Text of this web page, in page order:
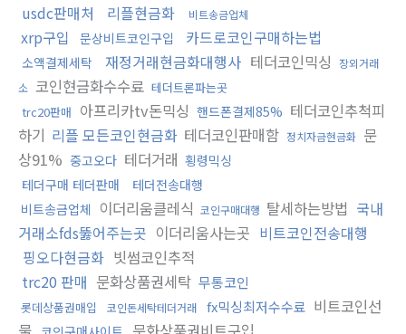
usdc판매처 리플현금화 비트송금업체
xrp구입 문상비트코인구입 카드로코인구매하는법
소액결제세탁 재정거래현금화대행사 테더코인믹싱
장외거래
소 코인현금화수수료 테더트론파는곳
trc20판매 아프리카tv돈믹싱 핸드폰결제85% 테더코인추척피
하기 리플 모든코인현금화 테더코인판매함 정치자금현금화 문
상91% 중고오다 테더거래 횡령믹싱
테더구매 테더판매
테더전송대행
비트송금업체 이더리움클레식 코인구매대행 탈세하는방법 국내
거래소fds뚫어주는곳 이더리움사는곳 비트코인전송대행
핑오다현금화 빗썸코인추적
trc20 판매 문화상품권세탁 무통코인
롯데상품권매입 코인돈세탁테더거래 fx믹싱최저수수료 비트코인선